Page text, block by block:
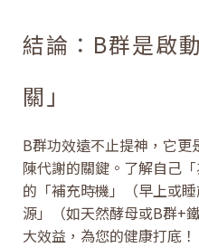
結論：B群是啟
關」
B群功效遠不止提神，它
陳代謝的關鍵。了解自己
的「補充時機」（早上或
源」（如天然酵母或B群+
大效益，為您的健康打底！